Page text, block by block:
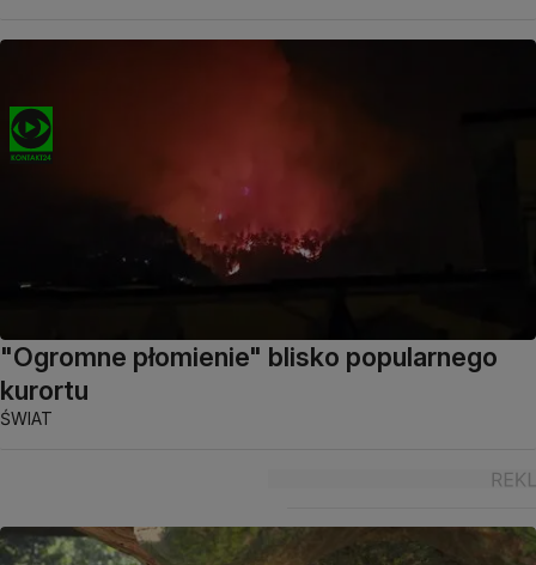
"Ogromne płomienie" blisko popularnego
kurortu
ŚWIAT